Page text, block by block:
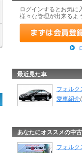
ログインするとお気に
様々な管理が出来るよ
最近見た車
フォルク
愛車紹介/
あなたにオススメの中
フォル